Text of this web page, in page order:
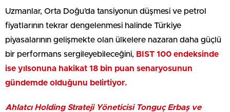
Uzmanlar, Orta Doğu’da tansiyonun düşmesi ve petrol
fiyatlarının tekrar dengelenmesi halinde Türkiye
piyasalarının gelişmekte olan ülkelere nazaran daha güçlü
bir performans sergileyebileceğini, BIST 100 endeksinde
ise yılsonuna hakikat 18 bin puan senaryosunun
gündemde olduğunu belirtiyor.
Ahlatcı Holding Strateji Yöneticisi Tonguç Erbaş ve